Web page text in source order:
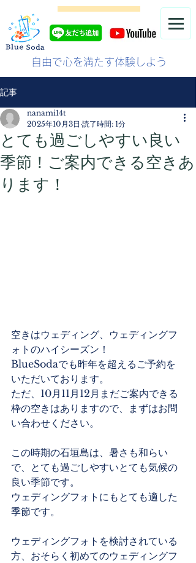
自由で心を満たす体験しよう
記事
とても過ごしやすい良い
季節！ご案内できる空きあ
ります！
nanami14t
2025年10月3日 読了時間: 1分
空きはウェディング、ウェディングフ
ォトのハイシーズン！
BlueSodaでも昨年を超えるご予約を
いただいております。
ただ、10月11月12月まだご案内できる
枠の空きはありますので、まずはお問
い合わせください。
この時期の石垣島は、暑さも和らい
で、とても過ごしやすいとても気候の
良い季節です。
ウェディングフォトにもとても適した
季節です。
ウェディングフォトを検討されている
方、おそらく初めてのウェディングフ